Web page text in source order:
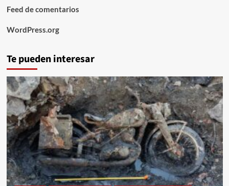
Feed de comentarios
WordPress.org
Te pueden interesar